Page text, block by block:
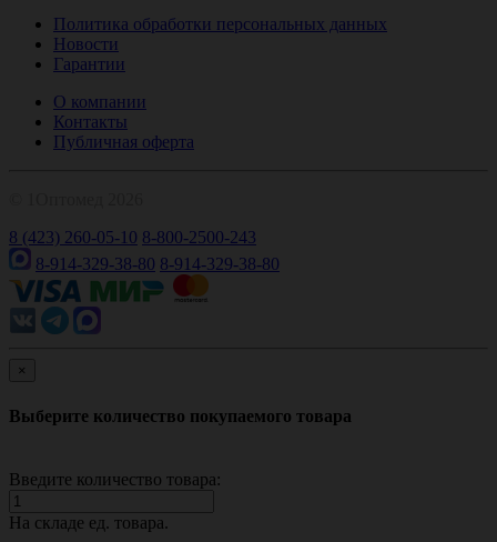
Политика обработки персональных данных
Новости
Гарантии
О компании
Контакты
Публичная оферта
8 (423) 260-05-10 8-800-2500-243
8-914-329-38-80 8-914-329-38-80
×
Выберите количество покупаемого товара
Введите количество товара:
На складе ед. товара.